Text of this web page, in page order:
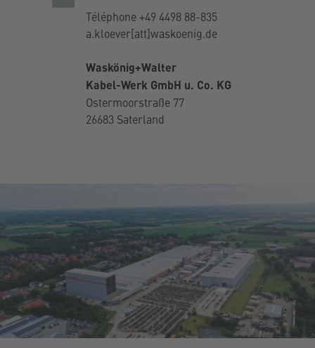
Téléphone +49 4498 88-835
a.kloever[att]waskoenig.de
Waskönig+Walter
Kabel-Werk GmbH u. Co. KG
Ostermoorstraße 77
26683 Saterland